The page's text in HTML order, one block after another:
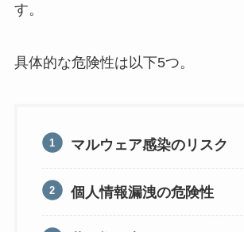
す。
具体的な危険性は以下5つ。
マルウェア感染のリスク
個人情報漏洩の危険性